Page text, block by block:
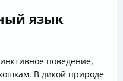
язык
поведение,
В дикой природе